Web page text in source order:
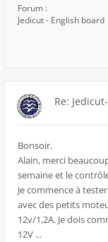
Forum :
Jedicut - English board
Re:
Bonsoir.
Alain, merci
semaine et le
Je commence à
avec des petits
12v/1,2A. Je dois
12V ...